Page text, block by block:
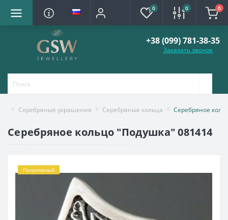
0 0 0
+38 (099) 781-38-35
Заказать звонок
Серебряные украшения Серебряные кольца Серебряное
Серебряное кольцо "Подушка" 081414
Популярный